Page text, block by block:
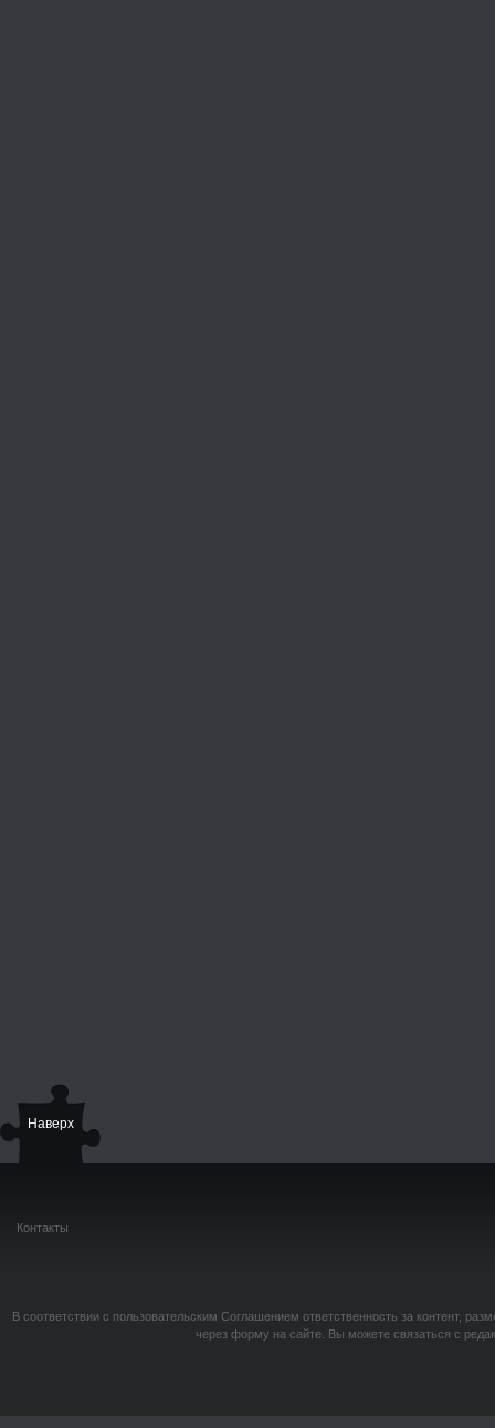
Наверх
Контакты
В соответствии с пользовательским Соглашением ответственность за контент,
через форму на сайте. Вы можете связаться с